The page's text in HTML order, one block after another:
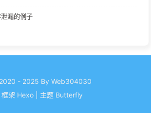
漏的例子
- 2025 By Web304030
框架 Hexo 主题 Butterfly